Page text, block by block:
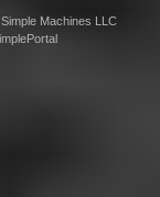
Machines LLC